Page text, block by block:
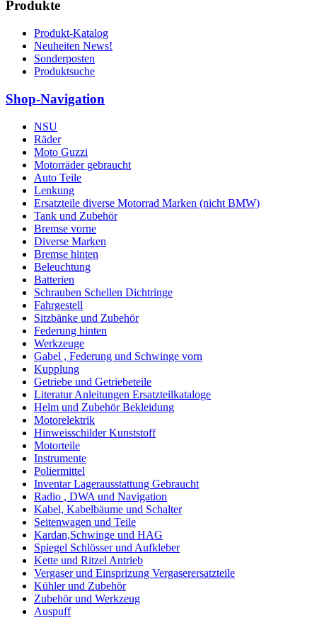
Produkte
Produkt-Katalog
Neuheiten News!
Sonderposten
Produktsuche
Shop-Navigation
NSU
Räder
Moto Guzzi
Motorräder gebraucht
Auto Teile
Lenkung
Ersatzteile diverse Motorrad Marken (nicht BMW)
Tank und Zubehör
Bremse vorne
Diverse Marken
Bremse hinten
Beleuchtung
Batterien
Schrauben Schellen Dichtringe
Fahrgestell
Sitzbänke und Zubehör
Federung hinten
Werkzeuge
Gabel , Federung und Schwinge vorn
Kupplung
Getriebe und Getriebeteile
Literatur Anleitungen Ersatzteilkataloge
Helm und Zubehör Bekleidung
Motorelektrik
Hinweisschilder Kunststoff
Motorteile
Instrumente
Poliermittel
Inventar Lagerausstattung Gebraucht
Radio , DWA und Navigation
Kabel, Kabelbäume und Schalter
Seitenwagen und Teile
Kardan,Schwinge und HAG
Spiegel Schlösser und Aufkleber
Kette und Ritzel Antrieb
Vergaser und Einsprizung Vergaserersatzteile
Kühler und Zubehör
Zubehör und Werkzeug
Auspuff